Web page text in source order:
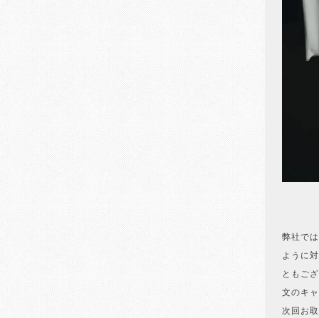
弊社で
ように
ともご
文のキ
次回お